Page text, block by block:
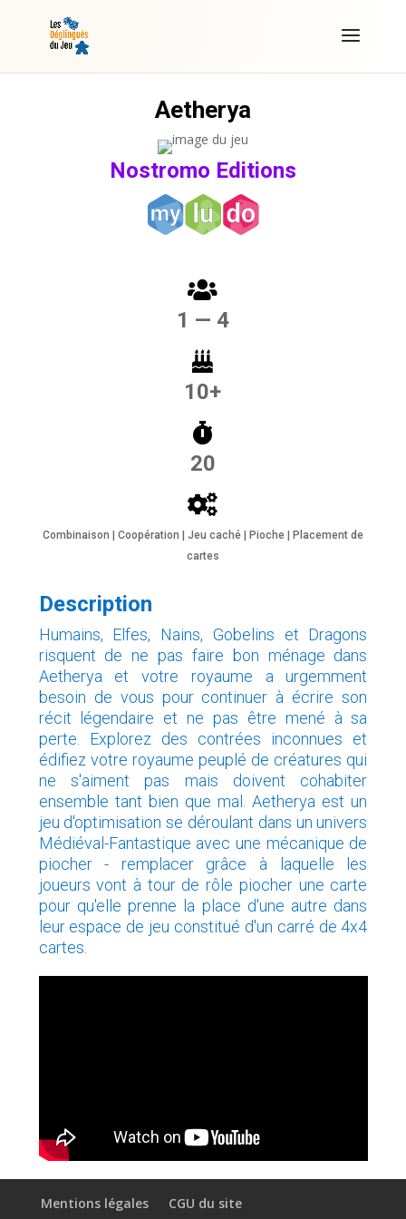
Aetherya
Nostromo Editions
1 — 4
10+
20
Combinaison | Coopération | Jeu caché | Pioche | Placement de
cartes
Description
Humains, Elfes, Nains, Gobelins et Dragons
risquent de ne pas faire bon ménage dans
Aetherya et votre royaume a urgemment
besoin de vous pour continuer à écrire son
récit légendaire et ne pas être mené à sa
perte. Explorez des contrées inconnues et
édifiez votre royaume peuplé de créatures qui
ne s'aiment pas mais doivent cohabiter
ensemble tant bien que mal. Aetherya est un
jeu d'optimisation se déroulant dans un univers
Médiéval-Fantastique avec une mécanique de
piocher - remplacer grâce à laquelle les
joueurs vont à tour de rôle piocher une carte
pour qu'elle prenne la place d'une autre dans
leur espace de jeu constitué d'un carré de 4x4
cartes.
Mentions légales CGU du site